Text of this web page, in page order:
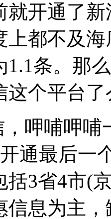
就开通了
上都不及
1.1条。那
这个平台了
呷哺呷哺
通最后一
括3省4市(
信息为主